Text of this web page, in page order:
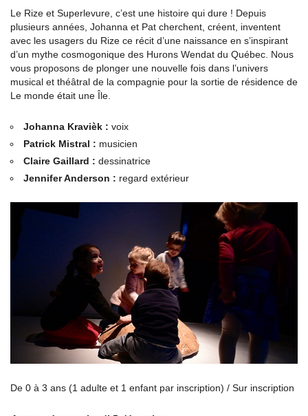
Le Rize et Superlevure, c’est une histoire qui dure ! Depuis
plusieurs années, Johanna et Pat cherchent, créent, inventent
avec les usagers du Rize ce récit d’une naissance en s’inspirant
d’un mythe cosmogonique des Hurons Wendat du Québec. Nous
vous proposons de plonger une nouvelle fois dans l’univers
musical et théâtral de la compagnie pour la sortie de résidence de
Le monde était une Île.
Johanna Kravièk : voix
Patrick Mistral : musicien
Claire Gaillard : dessinatrice
Jennifer Anderson : regard extérieur
De 0 à 3 ans (1 adulte et 1 enfant par inscription) / Sur inscription